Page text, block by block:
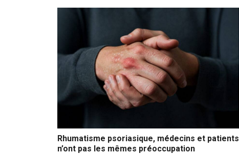
Rhumatisme psoriasique, médecins et patients
n’ont pas les mêmes préoccupation